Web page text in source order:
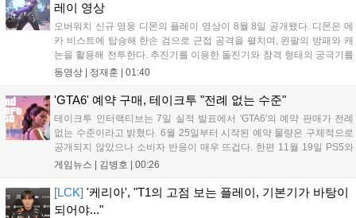
레이 영상
오버워치 신규 영웅 디몬의 플레이 영상이 8월 8일 공개됐다. 디몬은 메
카 비스트에 탑승해 한손 검으로 근접 공격을 펼치며, 왼팔의 방패와 캐
논을 활용해 전투한다. 추진기를 이용한 돌진기와 참격 형태의 궁극기를
보유했고, 메카 파괴 시 맨몸으로 기관총을 사용하는 특징이 있다. 디몬
출시될 예정이다....
동영상 | 정재훈 01:40
'GTA6' 예약 구매, 테이크투 "전례 없는 수준"
테이크투 인터랙티브는 7일 실적 발표에서 'GTA6'의 예약 판매가 전례
없는 수준이라고 밝혔다. 6월 25일부터 시작된 예약 물량은 구체적으로
공개되지 않았으나 소비자 반응이 매우 뜨겁다. 한편 11월 19일 PS5와
Xbox 시리즈 X|S로 정식 출시될 예정이며, 록스타 게임즈는 한국 시각
Extended Look'을 최초 공개할 계획이다....
게임뉴스 | 김병호 00:26
[LCK] '케리아', "T1의 고점 보는 플레이, 기본기가 바탕이
되어야..."